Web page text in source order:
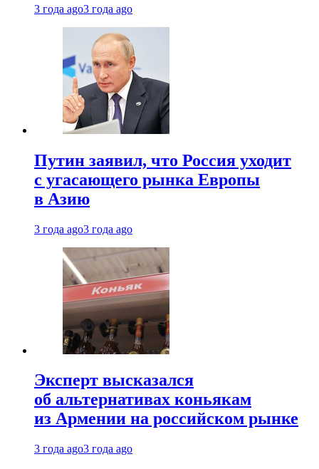
3 года ago3 года ago
Путин заявил, что Россия уходит
с угасающего рынка Европы
в Азию
3 года ago3 года ago
Эксперт высказался
об альтернативах коньякам
из Армении на российском рынке
3 года ago3 года ago